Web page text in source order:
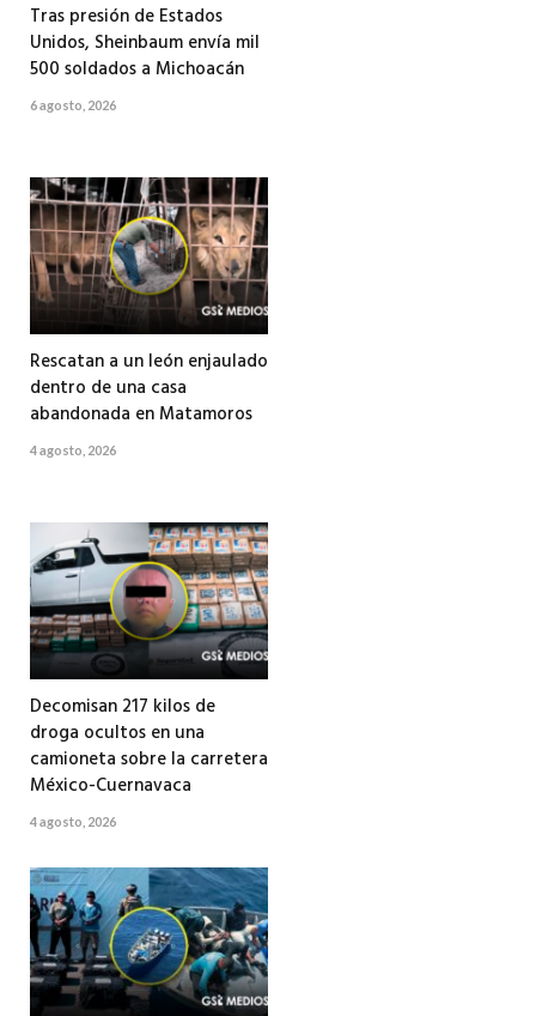
Tras presión de Estados
Unidos, Sheinbaum envía mil
500 soldados a Michoacán
6 agosto, 2026
Rescatan a un león enjaulado
dentro de una casa
abandonada en Matamoros
4 agosto, 2026
Decomisan 217 kilos de
droga ocultos en una
camioneta sobre la carretera
México-Cuernavaca
4 agosto, 2026